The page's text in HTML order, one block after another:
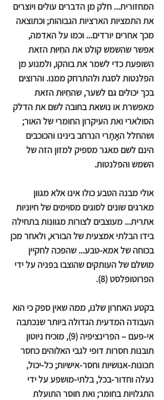
המחזורית... חלק מן הדברים עולים ויוצרים
את התמציות הארציות הגבוהות; וכתוצאה
מכך אחרים יורדים... וכמו על האדמה,
אפשר שהשמש קולט את החִיוּת הזאת
השופעת כדי לשמר את בוהקו, ולמנוע מן
הפלנטות לסגת ולהתרחק ממנו. והרוצים
בכך יכולים גם לשער, שהחִיוּת הזאת
מאפשרת או נושאת בחובה לשם את הדלק
הסולארי ואת העיקרון החומרי של האור;
ושהחלל האֶתֶרי הנרחב בינינו והכוכבים
הינם לשם מאגר מספיק למזון הזה של
השמש והפלנטות.
אולי מבנה הטבע כולו אינו אלא מגוון
מארגים שונים לסוגים מסוימים של חיוניות
אתרית... מעוצבים לצורות מגוונות בתחילה
בידו הבלתי אמצעית של הבורא, ולאחר מכן
בכוחה של אמא-טבע... שהפכה לחקיין
מושלם של העותקים שהוצבו בפניה על ידי
הפרוטופלסט (8).
בקטע האחרון שלנו, ממה שאין ספק כי הוא
העבודה המדעית הגדולה ביותר שנכתבה
אי-פעם – הפרינציפיה (9), מוכיח ניוטון
תובנות חסרות דופי לגבי האלוהים כחסר
תכונות-אנושיות וחסר-אישיות; כל-יכול,
נעלה וחדור-בכל, בלתי-מושפע על ידי
התגלויות בחומר; ואת חוסר התועלת